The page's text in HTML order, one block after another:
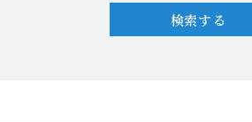
検索する